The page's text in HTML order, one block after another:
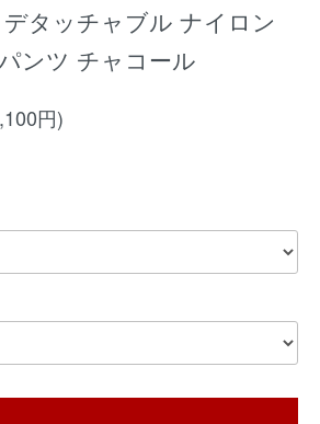
デタッチャブル ナイロン
ンツ チャコール
円)